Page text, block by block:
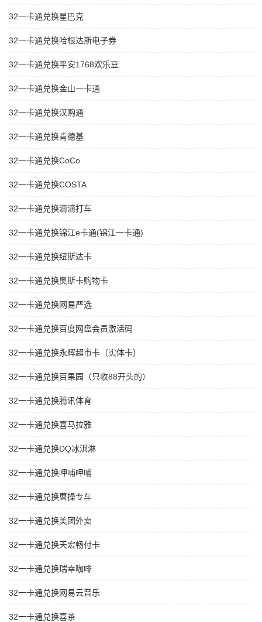
32一卡通兑换星巴克
32一卡通兑换哈根达斯电子券
32一卡通兑换平安1768欢乐豆
32一卡通兑换金山一卡通
32一卡通兑换汉购通
32一卡通兑换肯德基
32一卡通兑换CoCo
32一卡通兑换COSTA
32一卡通兑换滴滴打车
32一卡通兑换锦江e卡通(锦江一卡通)
32一卡通兑换纽斯达卡
32一卡通兑换奥斯卡购物卡
32一卡通兑换网易严选
32一卡通兑换百度网盘会员激活码
32一卡通兑换永辉超市卡（实体卡）
32一卡通兑换百果园（只收88开头的）
32一卡通兑换腾讯体育
32一卡通兑换喜马拉雅
32一卡通兑换DQ冰淇淋
32一卡通兑换呷哺呷哺
32一卡通兑换曹操专车
32一卡通兑换美团外卖
32一卡通兑换天宏畅付卡
32一卡通兑换瑞幸咖啡
32一卡通兑换网易云音乐
32一卡通兑换喜茶